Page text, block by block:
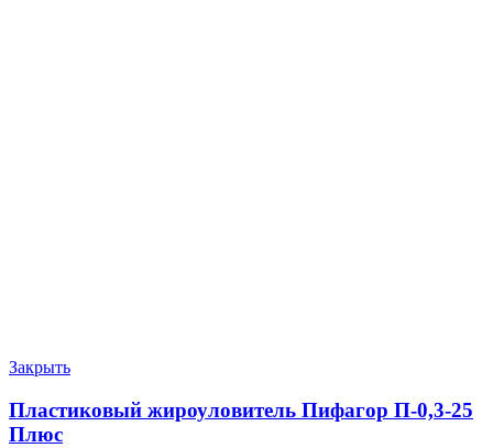
Закрыть
Пластиковый жироуловитель Пифагор П-0,3-25
Плюс